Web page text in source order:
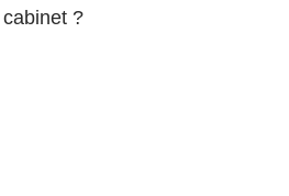
cabinet ?